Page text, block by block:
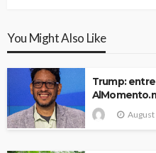
You Might Also Like
Trump: entre
August